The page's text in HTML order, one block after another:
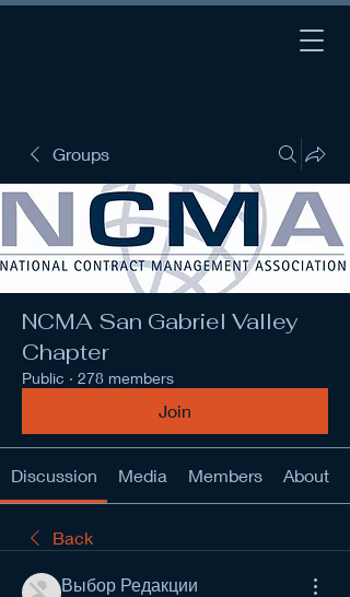
Groups
NCMA San Gabriel Valley
Chapter
Public · 278 members
Join
Discussion Media Members About
Back
Выбор Редакции